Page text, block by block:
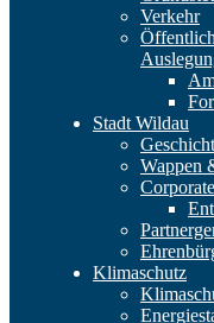
Verkehr
Stadt Wildau
Wappen
Klimaschutz